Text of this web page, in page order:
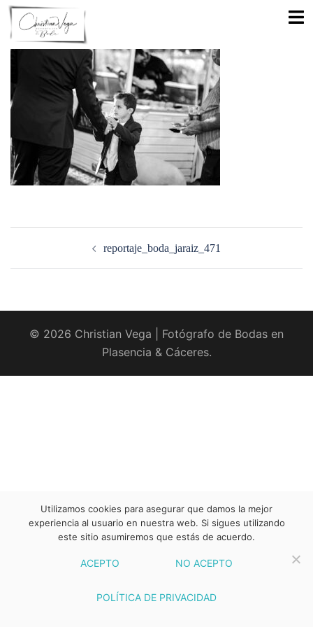
Saltar
contenido
reportaje_boda_jaraiz_471
© 2026 Christian Vega | Fotógrafo de Bodas en
Plasencia & Cáceres.
Utilizamos cookies para asegurar que damos la mejor
experiencia al usuario en nuestra web. Si sigues utilizando
este sitio asumiremos que estás de acuerdo.
ACEPTO NO ACEPTO
POLÍTICA DE PRIVACIDAD